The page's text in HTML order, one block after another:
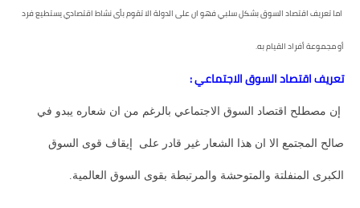
اما تعريف اقتصاد السوق بشكل سلبي فهو ان على الدولة الا تقوم بأى نشاط اقتصادي يستطيع فرد
أو مجموعة أفراد القيام به.
تعريف اقتصاد السوق الاجتماعي :
إن مصطلح اقتصاد السوق الاجتماعي بالرغم من ان شعاره يبدو في
صالح المجتمع الا ان هذا الشعار غير قادر على إيقاف قوى السوق
الكبرى المنفلتة والمتوحشة والمرتبطة بقوى السوق العالمية.